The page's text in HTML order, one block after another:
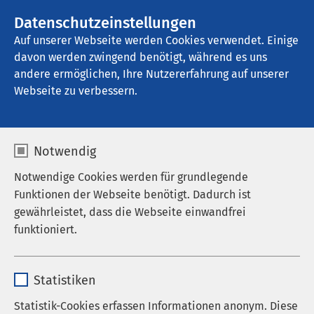
Datenschutzeinstellungen
Auf unserer Webseite werden Cookies verwendet. Einige
davon werden zwingend benötigt, während es uns
andere ermöglichen, Ihre Nutzererfahrung auf unserer
Webseite zu verbessern.
Notwendig
Notwendige Cookies werden für grundlegende
Funktionen der Webseite benötigt. Dadurch ist
gewährleistet, dass die Webseite einwandfrei
funktioniert.
Anbieter sgalinski
Statistiken
Statistik-Cookies erfassen Informationen anonym. Diese
AMEOS Klinikum Hildesheim